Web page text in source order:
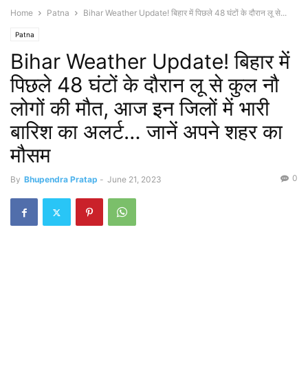
Home Patna Bihar Weather Update! बिहार में पिछले 48 घंटों के दौरान लू से...
Patna
Bihar Weather Update! बिहार में
पिछले 48 घंटों के दौरान लू से कुल नौ
लोगों की मौत, आज इन जिलों में भारी
बारिश का अलर्ट… जानें अपने शहर का
मौसम
By Bhupendra Pratap - June 21, 2023 0